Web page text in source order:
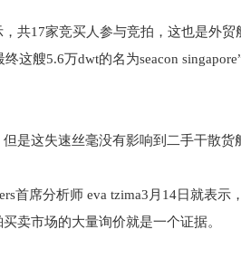
共17家竞买人参与竞拍，这也是外
这艘5.6万dwt的名为seacon
是这失速丝毫没有影响到二手干散货
首席分析师 eva tzima3月14日就表
卖市场的大量询价就是一个证据。